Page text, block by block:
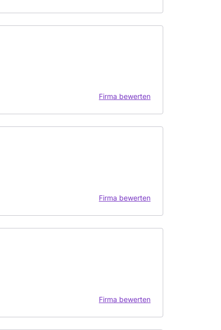
Firma bewerten
Firma bewerten
Firma bewerten